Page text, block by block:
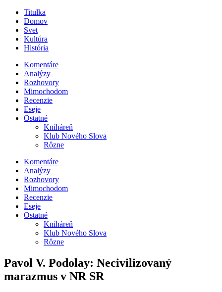
Titulka
Domov
Svet
Kultúra
História
Komentáre
Analýzy
Rozhovory
Mimochodom
Recenzie
Eseje
Ostatné
Kniháreň
Klub Nového Slova
Rôzne
Komentáre
Analýzy
Rozhovory
Mimochodom
Recenzie
Eseje
Ostatné
Kniháreň
Klub Nového Slova
Rôzne
Pavol V. Podolay: Necivilizovaný
marazmus v NR SR